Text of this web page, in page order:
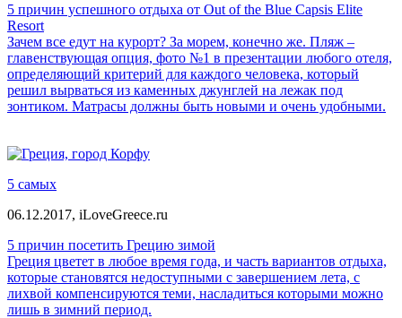
5 причин успешного отдыха от Out of the Blue Capsis Elite
Resort
Зачем все едут на курорт? За морем, конечно же. Пляж –
главенствующая опция, фото №1 в презентации любого отеля,
определяющий критерий для каждого человека, который
решил вырваться из каменных джунглей на лежак под
зонтиком. Матрасы должны быть новыми и очень удобными.
5 самых
06.12.2017, iLoveGreece.ru
5 причин посетить Грецию зимой
Греция цветет в любое время года, и часть вариантов отдыха,
которые становятся недоступными с завершением лета, с
лихвой компенсируются теми, насладиться которыми можно
лишь в зимний период.